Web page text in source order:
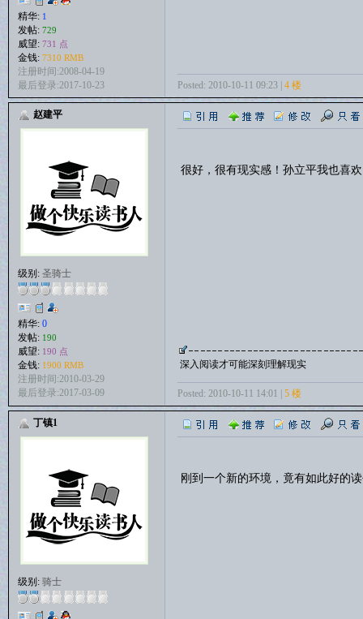
精华: 1
发帖: 729
威望: 731 点
金钱: 7310 RMB
注册时间:2008-04-19
最后登录:2017-10-23
Posted: 2010-10-11 09:23 | 4 楼
赵建平
级别: 圣骑士
精华: 0
发帖: 190
威望: 190 点
金钱: 1900 RMB
注册时间:2010-03-29
最后登录:2017-03-09
很好，很有现实感！孙立平我也喜
深入阅读才可能深刻理解现实
Posted: 2010-10-11 14:01 | 5 楼
丁镇1
级别: 骑士
刚到一个新的环境，竟有如此好的